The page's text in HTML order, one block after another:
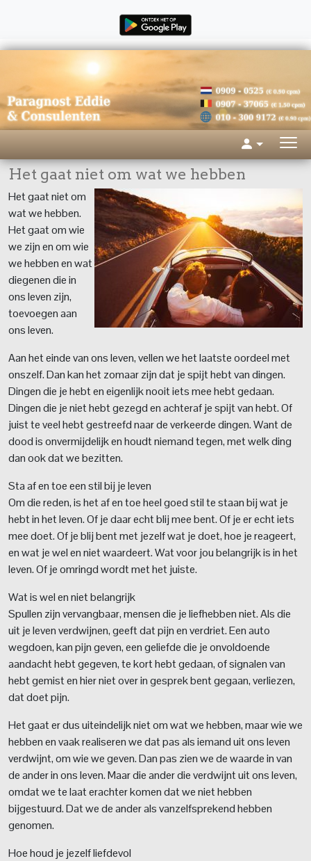
Het gaat niet om wat we hebben
Het gaat niet om
wat we hebben.
Het gaat om wie
we zijn en om wie
we hebben en wat
diegenen die in
ons leven zijn,
toevoegen aan
ons leven.
Aan het einde van ons leven, vellen we het laatste oordeel met
onszelf. Dan kan het zomaar zijn dat je spijt hebt van dingen.
Dingen die je hebt en eigenlijk nooit iets mee hebt gedaan.
Dingen die je niet hebt gezegd en achteraf je spijt van hebt. Of
juist te veel hebt gestreefd naar de verkeerde dingen. Want de
dood is onvermijdelijk en houdt niemand tegen, met welk ding
dan ook dat we bezitten.
Sta af en toe een stil bij je leven
Om die reden, is het af en toe heel goed stil te staan bij wat je
hebt in het leven. Of je daar echt blij mee bent. Of je er echt iets
mee doet. Of je blij bent met jezelf wat je doet, hoe je reageert,
en wat je wel en niet waardeert. Wat voor jou belangrijk is in het
leven. Of je omringd wordt met het juiste.
Wat is wel en niet belangrijk
Spullen zijn vervangbaar, mensen die je liefhebben niet. Als die
uit je leven verdwijnen, geeft dat pijn en verdriet. Een auto
wegdoen, kan pijn geven, een geliefde die je onvoldoende
aandacht hebt gegeven, te kort hebt gedaan, of signalen van
hebt gemist en hier niet over in gesprek bent gegaan, verliezen,
dat doet pijn.
Het gaat er dus uiteindelijk niet om wat we hebben, maar wie we
hebben en vaak realiseren we dat pas als iemand uit ons leven
verdwijnt, om wie we geven. Dan pas zien we de waarde in van
de ander in ons leven. Maar die ander die verdwijnt uit ons leven,
omdat we te laat erachter komen dat we niet hebben
bijgestuurd. Dat we de ander als vanzelfsprekend hebben
genomen.
Hoe houd je jezelf liefdevol